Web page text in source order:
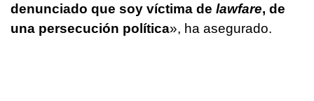
denunciado que soy víctima de lawfare, de
una persecución política», ha asegurado.